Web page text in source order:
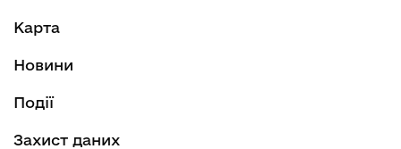
Карта
Новини
Події
Захист даних